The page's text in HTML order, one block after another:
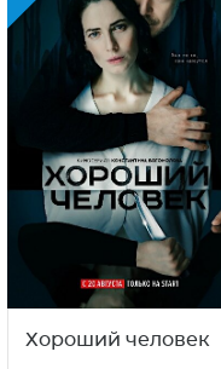
Хороший человек